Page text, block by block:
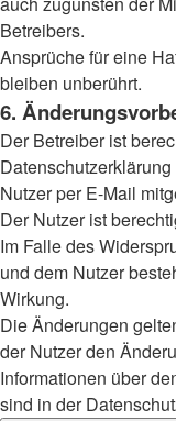
Betreibers.
Ansprüche für eine
bleiben unberührt.
6.
Der Betreiber ist
Nutzer per E-Mail
Der Nutzer ist
Im Falle des
und dem Nutzer
Wirkung.
Die Änderungen
der Nutzer den
Informationen über
sind in der